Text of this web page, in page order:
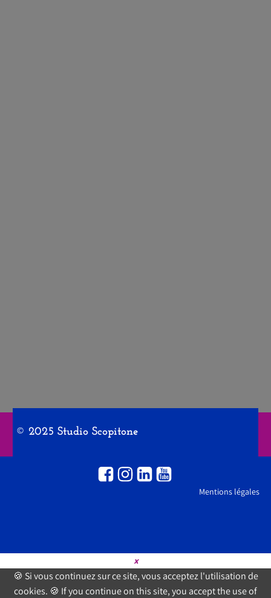
© 2025 Studio Scopitone
Mentions légales
×
🍪 Si vous continuez sur ce site, vous acceptez l'utilisation de
cookies. 🍪 If you continue on this site, you accept the use of